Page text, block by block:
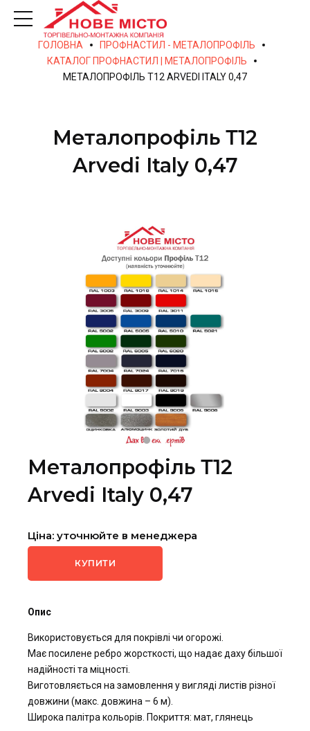
ГОЛОВНА
ПРОФНАСТИЛ - МЕТАЛОПРОФІЛЬ
КАТАЛОГ ПРОФНАСТИЛ | МЕТАЛОПРОФІЛЬ
МЕТАЛОПРОФІЛЬ Т12 ARVEDI ITALY 0,47
Металопрофіль Т12
Arvedi Italy 0,47
Металопрофіль Т12
Arvedi Italy 0,47
Ціна: уточнюйте в менеджера
КУПИТИ
Опис
Використовується для покрівлі чи огорожі.
Має посилене ребро жорсткості, що надає даху більшої
надійності та міцності.
Виготовляється на замовлення у вигляді листів різної
довжини (макс. довжина – 6 м).
Широка палітра кольорів. Покриття: мат, глянець